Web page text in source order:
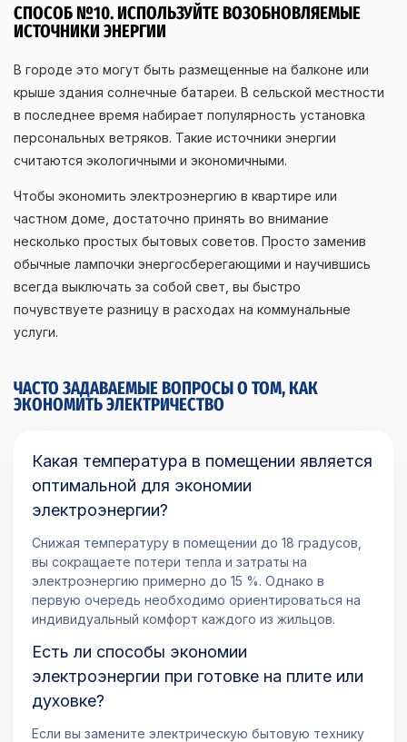
СПОСОБ №10. ИСПОЛЬЗУЙТЕ ВОЗОБНОВЛЯЕМЫЕ
ИСТОЧНИКИ ЭНЕРГИИ
В городе это могут быть размещенные на балконе или
крыше здания солнечные батареи. В сельской местности
в последнее время набирает популярность установка
персональных ветряков. Такие источники энергии
считаются экологичными и экономичными.
Чтобы экономить электроэнергию в квартире или
частном доме, достаточно принять во внимание
несколько простых бытовых советов. Просто заменив
обычные лампочки энергосберегающими и научившись
всегда выключать за собой свет, вы быстро
почувствуете разницу в расходах на коммунальные
услуги.
ЧАСТО ЗАДАВАЕМЫЕ ВОПРОСЫ О ТОМ, КАК
ЭКОНОМИТЬ ЭЛЕКТРИЧЕСТВО
Какая температура в помещении является
оптимальной для экономии
электроэнергии?
Снижая температуру в помещении до 18 градусов,
вы сокращаете потери тепла и затраты на
электроэнергию примерно до 15 %. Однако в
первую очередь необходимо ориентироваться на
индивидуальный комфорт каждого из жильцов.
Есть ли способы экономии
электроэнергии при готовке на плите или
духовке?
Если вы замените электрическую бытовую технику